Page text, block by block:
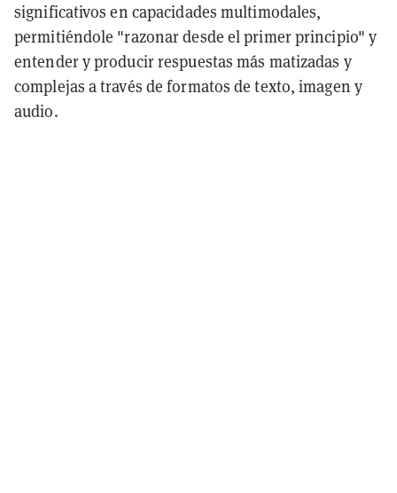
significativos en capacidades multimodales,
permitiéndole "razonar desde el primer principio" y
entender y producir respuestas más matizadas y
complejas a través de formatos de texto, imagen y
audio.